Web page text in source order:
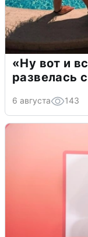
«Ну вот и
развелась
6 августа 143